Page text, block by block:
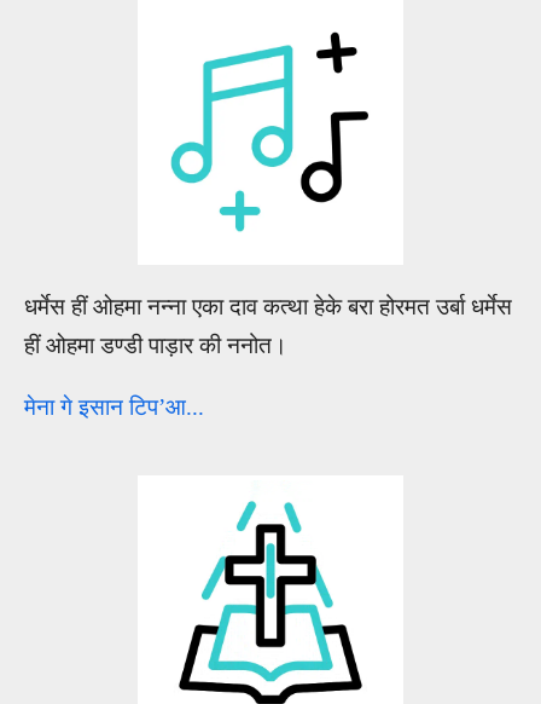
धर्मेस हीं ओहमा नन्ना एका दाव कत्था हेके बरा होरमत उर्बा धर्मेस
हीं ओहमा डण्डी पाड़ार की ननोत।
मेना गे इसान टिप’आ...